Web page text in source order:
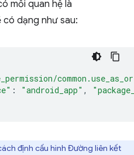
mối quan hệ là
có dạng như sau:
: "android_app" ,
định cấu hình Đường liên kết